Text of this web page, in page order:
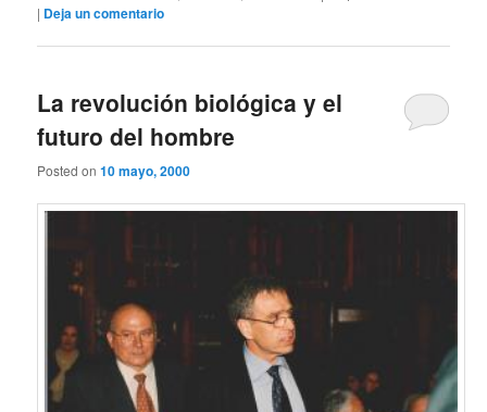
| Deja un comentario
La revolución biológica y el
futuro del hombre
Posted on10 mayo, 2000